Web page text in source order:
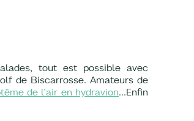
tout est possible avec
de Biscarrosse. Amateurs de
de l’air en hydravion…Enfin